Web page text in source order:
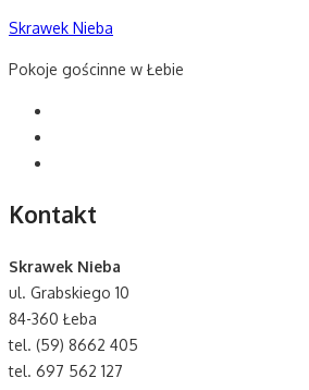
Skip
content
Skrawek Nieba
Pokoje gościnne w Łebie
Kontakt
Skrawek Nieba
ul. Grabskiego 10
84-360 Łeba
tel. (59) 8662 405
tel. 697 562 127